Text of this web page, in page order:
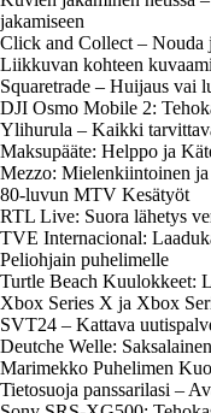
jakamiseen
Click and Collect – Nouda
Liikkuvan kohteen
Squaretrade – Huijaus vai
DJI Osmo Mobile 2:
Ylihurula – Kaikki
Maksupääte: Helppo ja
Mezzo: Mielenkiintoinen
80-luvun MTV Kesätyöt
RTL Live: Suora lähetys
TVE Internacional:
Peliohjain puhelimelle
Turtle Beach Kuulokkeet:
Xbox Series X ja Xbox
SVT24 – Kattava
Deutche Welle:
Marimekko Puhelimen
Tietosuoja panssarilasi –